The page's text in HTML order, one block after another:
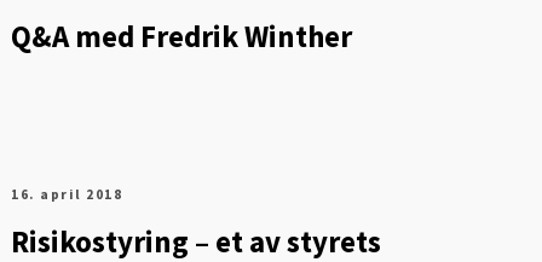
Q&A med Fredrik Winther
16. april 2018
Risikostyring – et av styrets